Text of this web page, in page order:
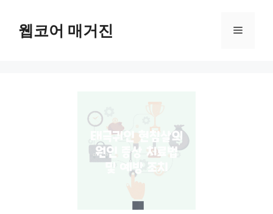
웹코어 매거진 메